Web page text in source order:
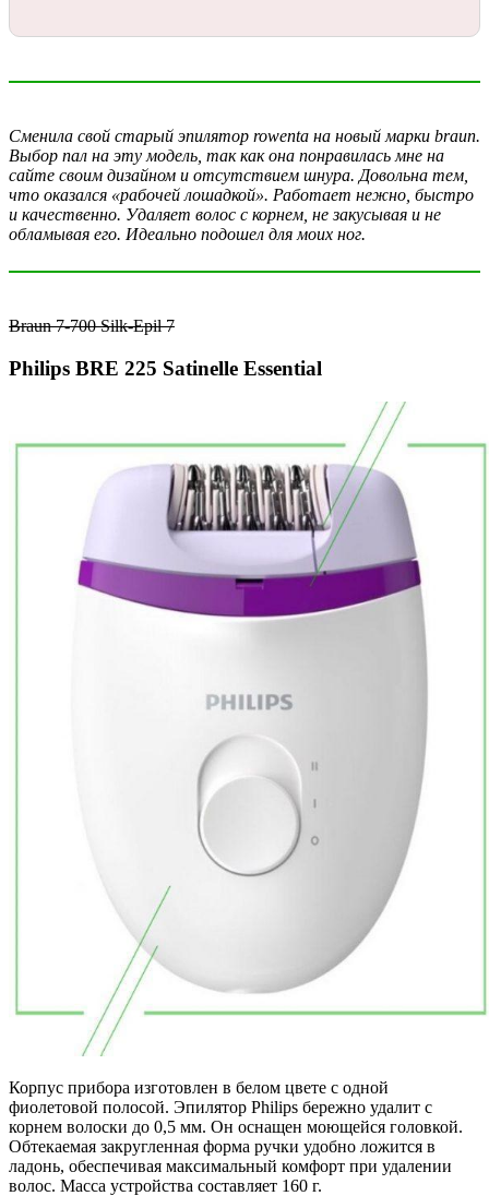
Сменила свой старый эпилятор rowenta на новый марки braun.
Выбор пал на эту модель, так как она понравилась мне на
сайте своим дизайном и отсутствием шнура. Довольна тем,
что оказался «рабочей лошадкой». Работает нежно, быстро
и качественно. Удаляет волос с корнем, не закусывая и не
обламывая его. Идеально подошел для моих ног.
Braun 7-700 Silk-Epil 7
Philips BRE 225 Satinelle Essential
Корпус прибора изготовлен в белом цвете с одной
фиолетовой полосой. Эпилятор Philips бережно удалит с
корнем волоски до 0,5 мм. Он оснащен моющейся головкой.
Обтекаемая закругленная форма ручки удобно ложится в
ладонь, обеспечивая максимальный комфорт при удалении
волос. Масса устройства составляет 160 г.